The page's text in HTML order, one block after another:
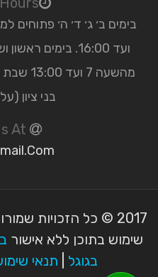
ועד 16:00. בימים
מהשעה
בני ציון (על
2017 © כל הזכויות
שימוש בתוכן ללא אישור
בגוגל
תנאי